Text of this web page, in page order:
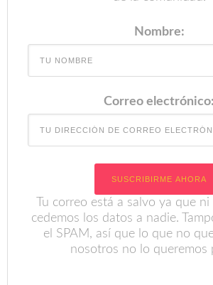
Nombre:
Correo electrónico:
Tu correo está a salvo ya que
cedemos los datos a nadie.
el SPAM, así que lo que no
nosotros no lo queremos